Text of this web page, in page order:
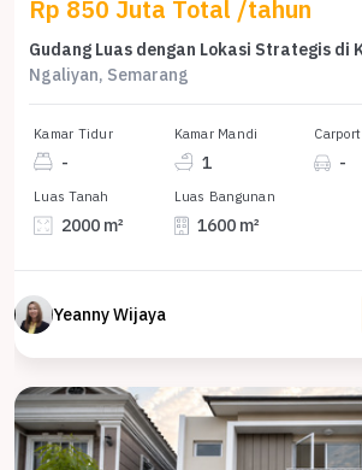
Rp 850 Juta Total /tahun
Ngaliyan, Semarang
Kamar Tidur
-
Kamar Mandi
1
Carport
-
Luas Tanah
2000 m²
Luas Bangunan
1600 m²
Yeanny Wijaya